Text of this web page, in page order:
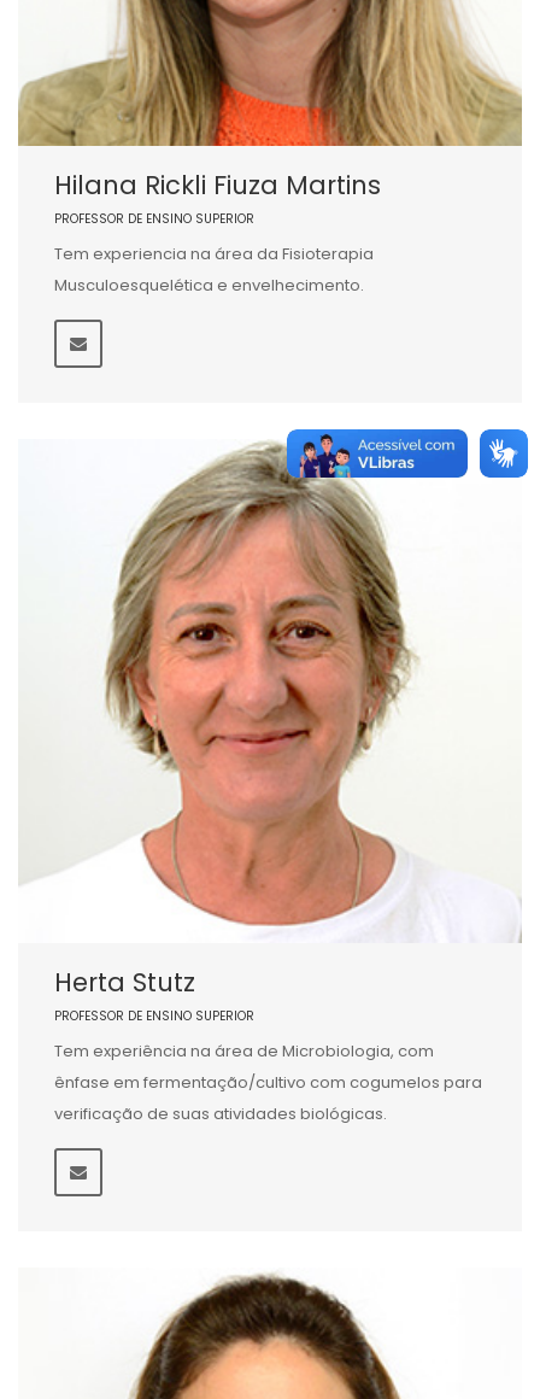
Hilana Rickli Fiuza Martins
PROFESSOR DE ENSINO SUPERIOR
Tem experiencia na área da Fisioterapia
Musculoesquelética e envelhecimento.
Herta Stutz
PROFESSOR DE ENSINO SUPERIOR
Tem experiência na área de Microbiologia, com
ênfase em fermentação/cultivo com cogumelos para
verificação de suas atividades biológicas.